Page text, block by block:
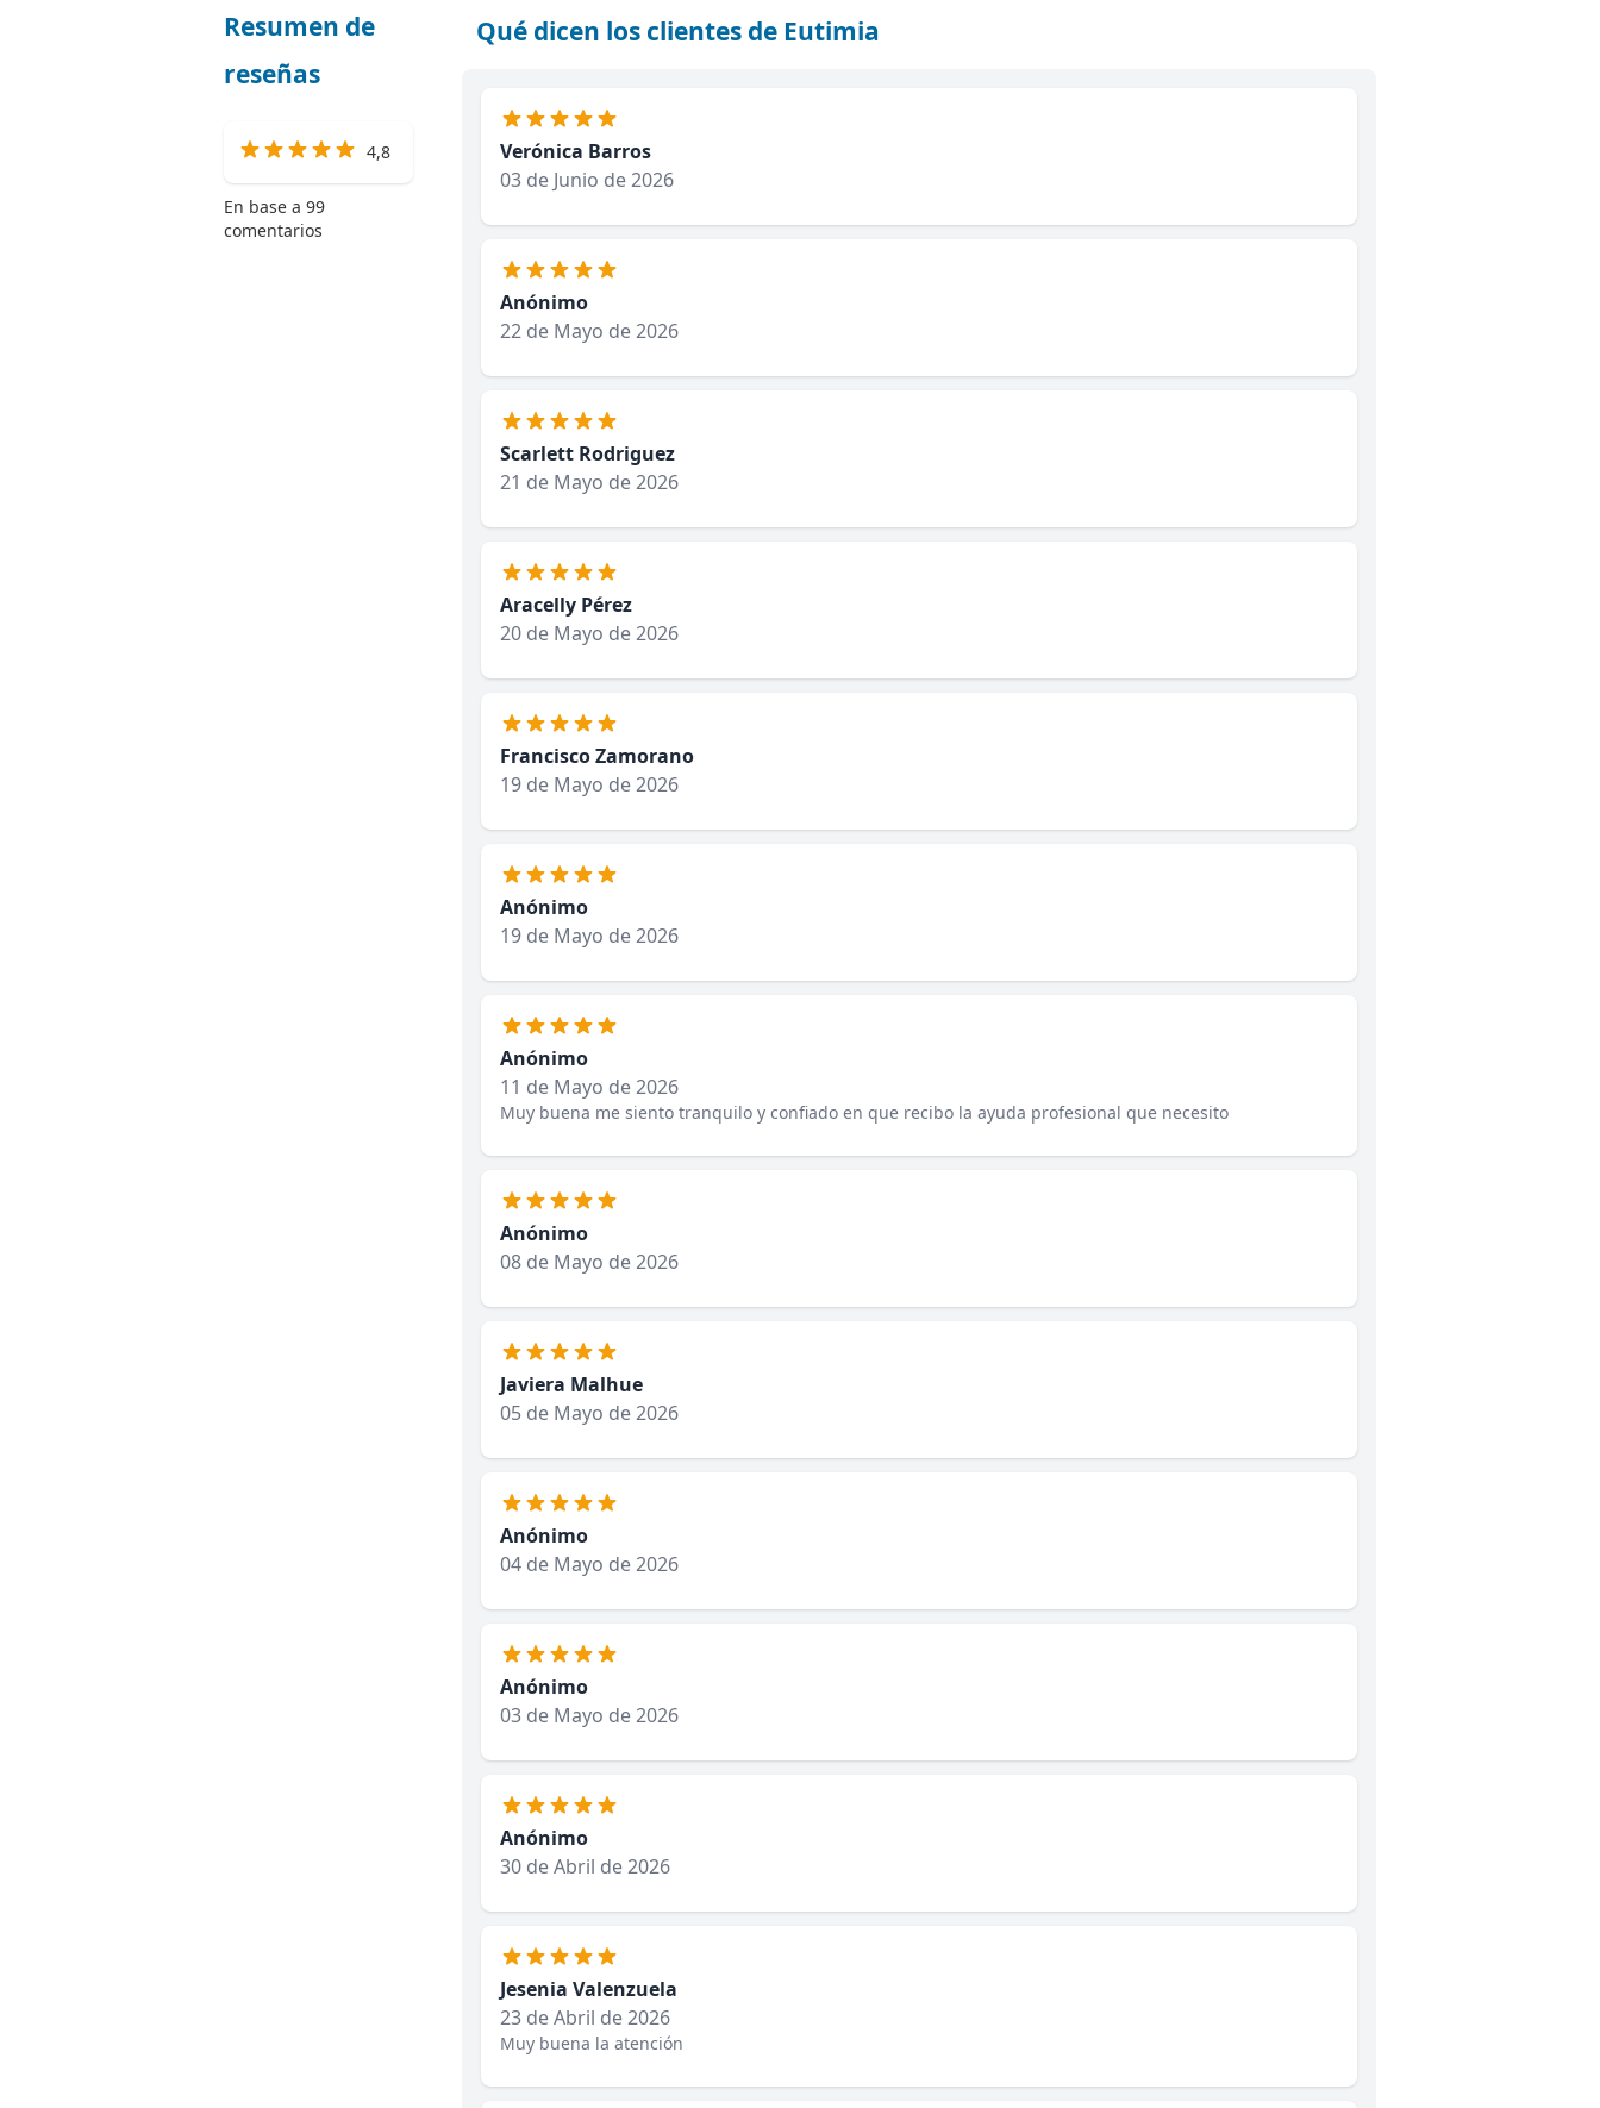
Resumen de
reseñas
4,8
En base a 99
comentarios
Qué dicen los clientes de Eutimia
Verónica Barros
03 de Junio de 2026
Anónimo
22 de Mayo de 2026
Scarlett Rodriguez
21 de Mayo de 2026
Aracelly Pérez
20 de Mayo de 2026
Francisco Zamorano
19 de Mayo de 2026
Anónimo
19 de Mayo de 2026
Anónimo
11 de Mayo de 2026
Muy buena me siento tranquilo y confiado en que recibo la ayuda profesional que necesito
Anónimo
08 de Mayo de 2026
Javiera Malhue
05 de Mayo de 2026
Anónimo
04 de Mayo de 2026
Anónimo
03 de Mayo de 2026
Anónimo
30 de Abril de 2026
Jesenia Valenzuela
23 de Abril de 2026
Muy buena la atención